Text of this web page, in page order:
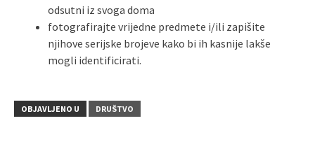
odsutni iz svoga doma
fotografirajte vrijedne predmete i/ili zapišite
njihove serijske brojeve kako bi ih kasnije lakše
mogli identificirati.
OBJAVLJENO U DRUŠTVO